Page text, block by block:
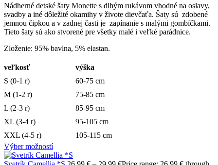
Nádherné detské šaty Monette s dlhým rukávom vhodné na oslavy,
svadby a iné dôležité okamihy v živote dievčaťa. Šaty sú zdobené
jemnou čipkou a v zadnej časti je zapínanie s malými gombíčkami.
Tieto šaty sú ako stvorené pre všetky malé i veľké parádnice.
Zloženie: 95% bavlna, 5% elastan.
veľkosť
výška
S (0-1 r)
60-75 cm
M (1-2 r)
75-85 cm
L (2-3 r)
85-95 cm
XL (3-4 r)
95-105 cm
XXL (4-5 r)
105-115 cm
Výber možností